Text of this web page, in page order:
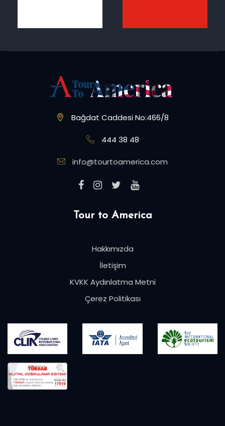
Bağdat Caddesi No:466/8
444 38 48
info@tourtoamerica.com
Tour to America
Hakkımızda
İletişim
KVKK Aydınlatma Metni
Çerez Politikası